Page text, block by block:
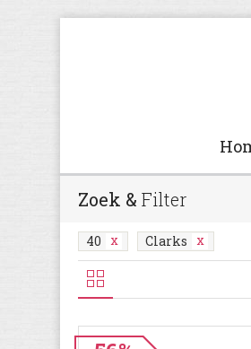
Zoek & Filter
40 Clarks